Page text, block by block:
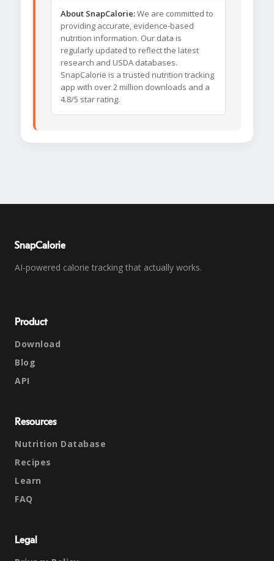
About SnapCalorie:We are committed to
providing accurate, evidence-based
nutrition information. Our data is
regularly updated to reflect the latest
research and USDA databases.
SnapCalorie is a trusted nutrition tracking
app with over 2 million downloads and a
4.8/5 star rating.
SnapCalorie
AI-powered calorie tracking that actually works.
Product
Download
Blog
API
Resources
Nutrition Database
Recipes
Learn
FAQ
Legal